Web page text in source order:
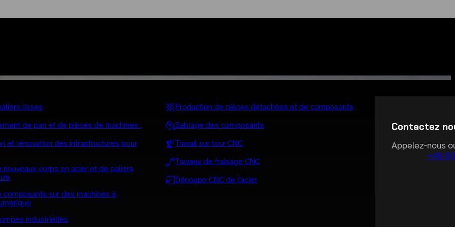
lisses
de pan et de pièces de machines ;
et rénovation des infrastructures pour
nouveaux corps en acier et de paliers
composants sur des machines à
industrielles
Production de pièces détachées et de composants
Sablage des composants
Travail sur tour CNC
Travaux de fraisage CNC
Découpe CNC de l'acier
Contactez
Appelez-nous
+48